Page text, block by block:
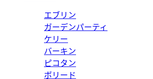
エブリン
ガーデンパーティ
ケリー
バーキン
ピコタン
ボリード